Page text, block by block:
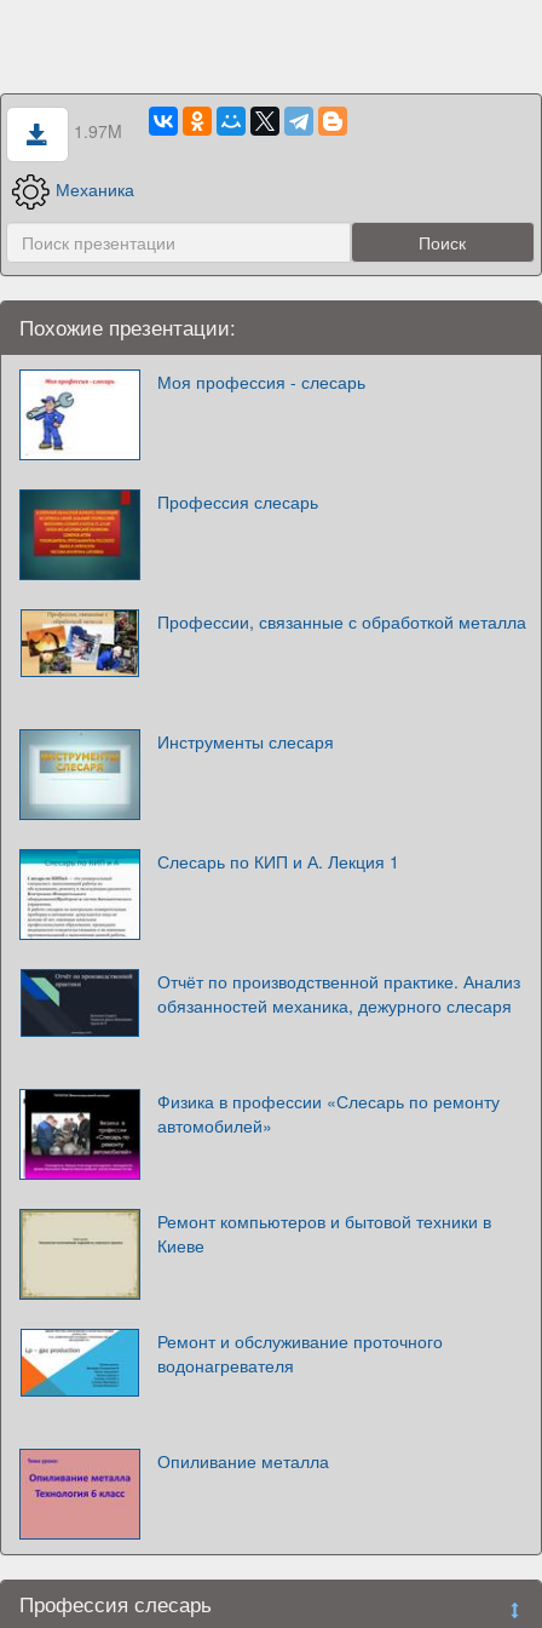
1.97M
Механика
Похожие презентации:
Моя профессия - слесарь
Профессия слесарь
Профессии, связанные с обработкой металла
Инструменты слесаря
Слесарь по КИП и А. Лекция 1
Отчёт по производственной практике. Анализ
обязанностей механика, дежурного слесаря
Физика в профессии «Слесарь по ремонту
автомобилей»
Ремонт компьютеров и бытовой техники в
Киеве
Ремонт и обслуживание проточного
водонагревателя
Опиливание металла
Профессия слесарь